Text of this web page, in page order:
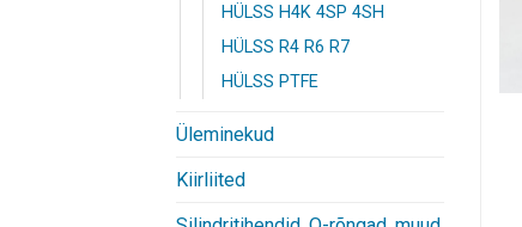
HÜLSS H4K 4SP 4SH
HÜLSS R4 R6 R7
HÜLSS PTFE
Üleminekud
Kiirliited